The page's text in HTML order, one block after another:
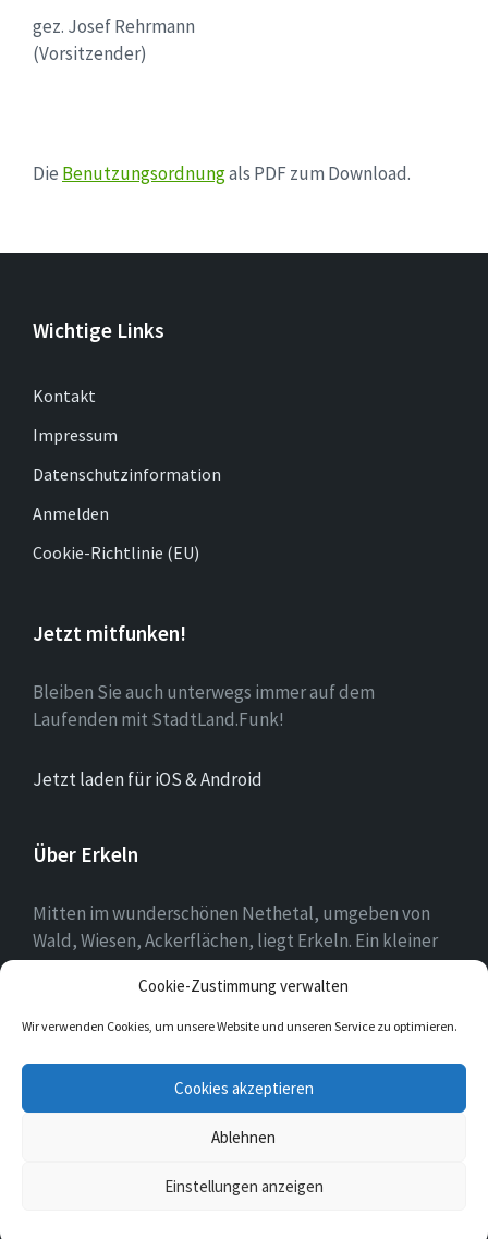
Cookie-Zustimmung verwalten
Wir verwenden Cookies, um unsere Website und unseren Service zu optimieren.
Cookies akzeptieren
Ablehnen
Einstellungen anzeigen
gez. Josef Rehrmann
(Vorsitzender)
Die Benutzungsordnungals PDF zum Download.
Wichtige Links
Kontakt
Impressum
Datenschutzinformation
Anmelden
Cookie-Richtlinie (EU)
Jetzt mitfunken!
Bleiben Sie auch unterwegs immer auf dem
Laufenden mit StadtLand.Funk!
Jetzt laden für iOS & Android
Über Erkeln
Mitten im wunderschönen Nethetal, umgeben von
Wald, Wiesen, Ackerflächen, liegt Erkeln. Ein kleiner
Ort, in dem sich die Menschen mit ihrer Heimat
identifizieren und es schätzen, hier zu leben.